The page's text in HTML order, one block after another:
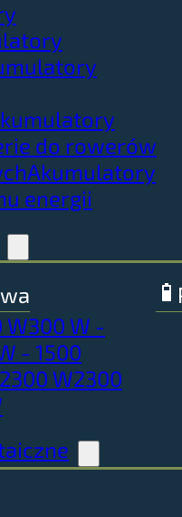
do rowerów
Akumulatory
energii
W300 W -
- 1500
W2300